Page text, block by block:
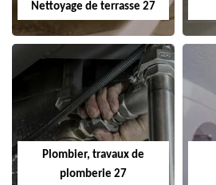
Nettoyage de terrasse 27
Plombier, travaux de
plomberie 27